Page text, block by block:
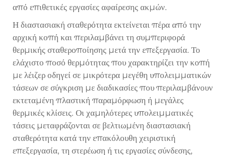
από επιθετικές εργασίες αφαίρεσης ακμών.
Η διαστασιακή σταθερότητα εκτείνεται πέρα από την
αρχική κοπή και περιλαμβάνει τη συμπεριφορά
θερμικής σταθεροποίησης μετά την επεξεργασία. Το
ελάχιστο ποσό θερμότητας που χαρακτηρίζει την κοπή
με λέιζερ οδηγεί σε μικρότερα μεγέθη υπολειμματικών
τάσεων σε σύγκριση με διαδικασίες που περιλαμβάνουν
εκτεταμένη πλαστική παραμόρφωση ή μεγάλες
θερμικές κλίσεις. Οι χαμηλότερες υπολειμματικές
τάσεις μεταφράζονται σε βελτιωμένη διαστασιακή
σταθερότητα κατά την επακόλουθη χειριστική
επεξεργασία, τη στερέωση ή τις εργασίες σύνδεσης,